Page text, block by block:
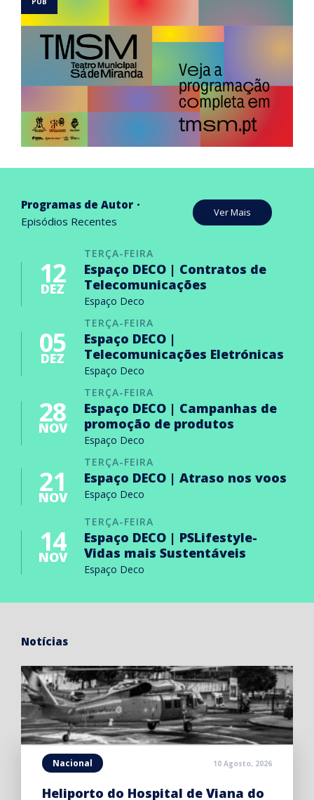
Programas de Autor
Episódios Recentes
Ver Mais
TERÇA-FEIRA
12
DEZ
Espaço DECO | Contratos de
Telecomunicações
Espaço Deco
TERÇA-FEIRA
05
DEZ
Espaço DECO |
Telecomunicações Eletrónicas
Espaço Deco
TERÇA-FEIRA
28
NOV
Espaço DECO | Campanhas de
promoção de produtos
Espaço Deco
TERÇA-FEIRA
21
NOV
Espaço DECO | Atraso nos voos
Espaço Deco
TERÇA-FEIRA
14
NOV
Espaço DECO | PSLifestyle-
Vidas mais Sustentáveis
Espaço Deco
Notícias
Nacional 10 Agosto, 2026
Heliporto do Hospital de Viana do